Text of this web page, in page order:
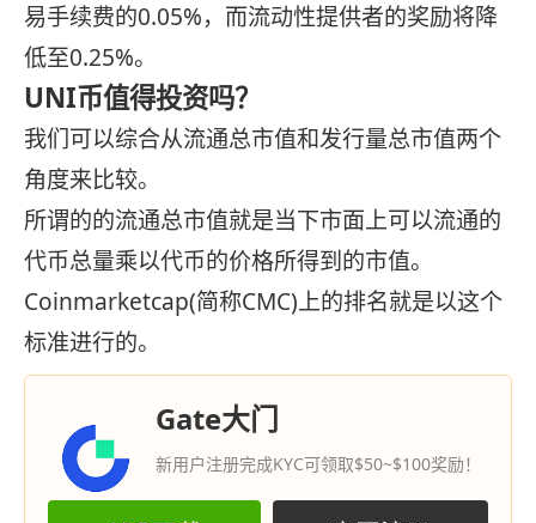
易手续费的0.05%，而流动性提供者的奖励将降
低至0.25%。
UNI币值得投资吗？
我们可以综合从流通总市值和发行量总市值两个
角度来比较。
所谓的的流通总市值就是当下市面上可以流通的
代币总量乘以代币的价格所得到的市值。
Coinmarketcap(简称CMC)上的排名就是以这个
标准进行的。
Gate大门
新用户注册完成KYC可领取$50~$100奖励！